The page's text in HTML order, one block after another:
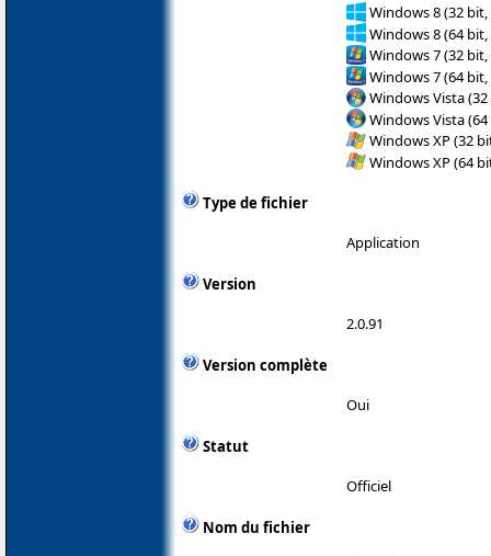
Windows 8 (32 bit,
Windows 8 (64 bit,
Windows 7 (32 bit,
Windows 7 (64 bit,
Windows Vista
Windows Vista
Windows XP (32
Windows XP (64
Type de fichier
Application
Version
2.0.91
Version complète
Oui
Statut
Officiel
Nom du fichier